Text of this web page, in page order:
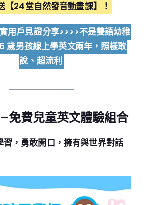
【24堂自然發音動畫課】！
用戶見證分享>>>>不是雙語幼稚
歲男孩線上學英文兩年，照樣敢
說、超流利
–免費兒童英文體驗組合
習，勇敢開口，擁有與世界對話